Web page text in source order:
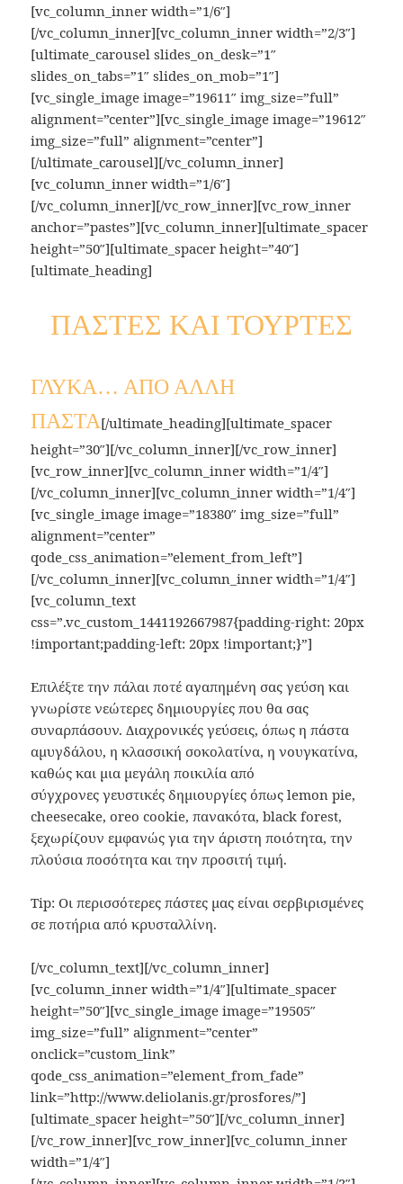
[vc_column_inner width=”1/6″]
[/vc_column_inner][vc_column_inner width=”2/3″]
[ultimate_carousel slides_on_desk=”1″
slides_on_tabs=”1″ slides_on_mob=”1″]
[vc_single_image image=”19611″ img_size=”full”
alignment=”center”][vc_single_image image=”19612″
img_size=”full” alignment=”center”]
[/ultimate_carousel][/vc_column_inner]
[vc_column_inner width=”1/6″]
[/vc_column_inner][/vc_row_inner][vc_row_inner
anchor=”pastes”][vc_column_inner][ultimate_spacer
height=”50″][ultimate_spacer height=”40″]
[ultimate_heading]
ΠΑΣΤΕΣ ΚΑΙ ΤΟΥΡΤΕΣ
ΓΛΥΚΑ… ΑΠΟ ΑΛΛΗ
ΠΑΣΤΑ[/ultimate_heading][ultimate_spacer
height=”30″][/vc_column_inner][/vc_row_inner]
[vc_row_inner][vc_column_inner width=”1/4″]
[/vc_column_inner][vc_column_inner width=”1/4″]
[vc_single_image image=”18380″ img_size=”full”
alignment=”center”
qode_css_animation=”element_from_left”]
[/vc_column_inner][vc_column_inner width=”1/4″]
[vc_column_text
css=”.vc_custom_1441192667987{padding-right: 20px
!important;padding-left: 20px !important;}”]
Επιλέξτε την πάλαι ποτέ αγαπημένη σας γεύση και
γνωρίστε νεώτερες δημιουργίες που θα σας
συναρπάσουν. Διαχρονικές γεύσεις, όπως η πάστα
αμυγδάλου, η κλασσική σοκολατίνα, η νουγκατίνα,
καθώς και μια μεγάλη ποικιλία από
σύγχρονες γευστικές δημιουργίες όπως lemon pie,
cheesecake, oreo cookie, πανακότα, black forest,
ξεχωρίζουν εμφανώς για την άριστη ποιότητα, την
πλούσια ποσότητα και την προσιτή τιμή.
Tip: Οι περισσότερες πάστες μας είναι σερβιρισμένες
σε ποτήρια από κρυσταλλίνη.
[/vc_column_text][/vc_column_inner]
[vc_column_inner width=”1/4″][ultimate_spacer
height=”50″][vc_single_image image=”19505″
img_size=”full” alignment=”center”
onclick=”custom_link”
qode_css_animation=”element_from_fade”
link=”http://www.deliolanis.gr/prosfores/”]
[ultimate_spacer height=”50″][/vc_column_inner]
[/vc_row_inner][vc_row_inner][vc_column_inner
width=”1/4″]